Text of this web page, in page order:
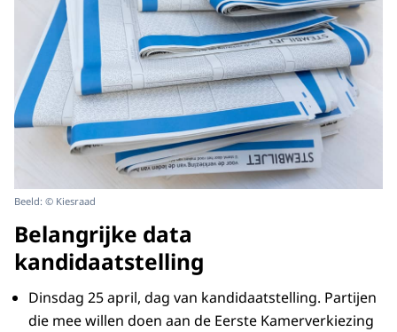
Beeld: © Kiesraad
Belangrijke data
kandidaatstelling
Dinsdag 25 april, dag van kandidaatstelling. Partijen
die mee willen doen aan de Eerste Kamerverkiezing